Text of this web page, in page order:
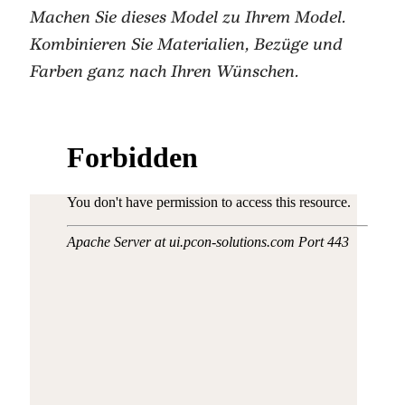
Machen Sie dieses Model zu Ihrem Model.
Kombinieren Sie Materialien, Bezüge und
Farben ganz nach Ihren Wünschen.